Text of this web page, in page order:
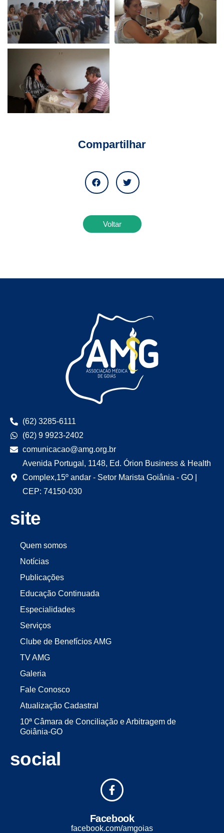
Compartilhar
Voltar
(62) 3285-6111
(62) 9 9923-2402
comunicacao@amg.org.br
Avenida Portugal, 1148, Ed. Órion Business & Health
Complex,15º andar - Setor Marista Goiânia - GO |
CEP: 74150-030
site
Quem somos
Notícias
Publicações
Educação Continuada
Especialidades
Serviços
Clube de Benefícios AMG
TV AMG
Galeria
Fale Conosco
Atualização Cadastral
10ª Câmara de Conciliação e Arbitragem de
Goiânia-GO
social
Facebook
facebook.com/amgoias